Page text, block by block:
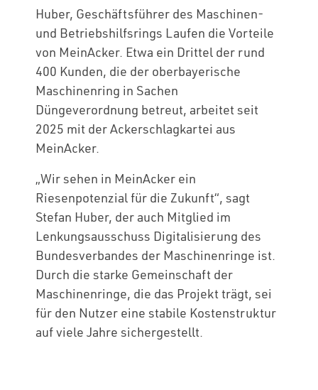
Huber, Geschäftsführer des Maschinen-
und Betriebshilfsrings Laufen die Vorteile
von MeinAcker. Etwa ein Drittel der rund
400 Kunden, die der oberbayerische
Maschinenring in Sachen
Düngeverordnung betreut, arbeitet seit
2025 mit der Ackerschlagkartei aus
MeinAcker.
„Wir sehen in MeinAcker ein
Riesenpotenzial für die Zukunft“, sagt
Stefan Huber, der auch Mitglied im
Lenkungsausschuss Digitalisierung des
Bundesverbandes der Maschinenringe ist.
Durch die starke Gemeinschaft der
Maschinenringe, die das Projekt trägt, sei
für den Nutzer eine stabile Kostenstruktur
auf viele Jahre sichergestellt.